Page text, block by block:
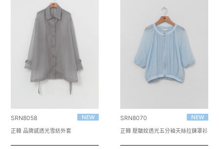
SRN8058
正韓 品牌感透光雪紡外套
SRN8070
正韓 壓皺紋透光五分袖天絲拉鍊罩衫